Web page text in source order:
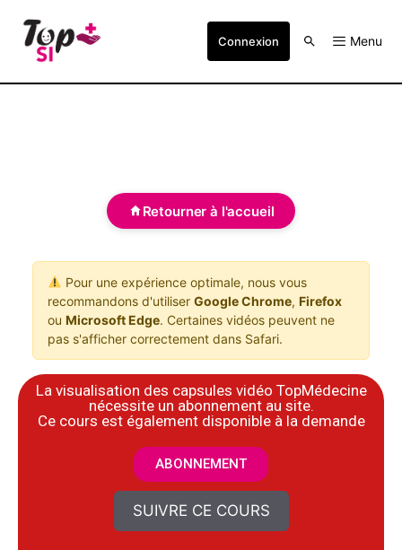
Connexion Menu
Retourner à l'accueil
Pour une expérience optimale, nous vous
recommandons d'utiliser Google Chrome, Firefox
ou Microsoft Edge. Certaines vidéos peuvent ne
pas s'afficher correctement dans Safari.
La visualisation des capsules vidéo TopMédecine
nécessite un abonnement au site.
​Ce cours est également disponible à la demande
ABONNEMENT
SUIVRE CE COURS